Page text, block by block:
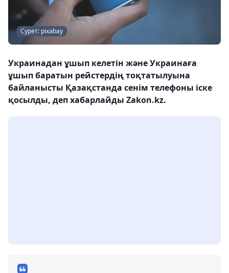
Сурет: pixabay
Украинадан ұшып келетін және Украинаға
ұшып баратын рейстердің тоқтатылуына
байланысты Қазақстанда сенім телефоны іске
қосылды, деп хабарлайды Zakon.kz.